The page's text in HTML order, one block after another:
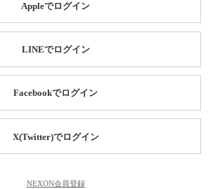
Appleでログイン
LINEでログイン
Facebookでログイン
X(Twitter)でログイン
NEXON会員登録